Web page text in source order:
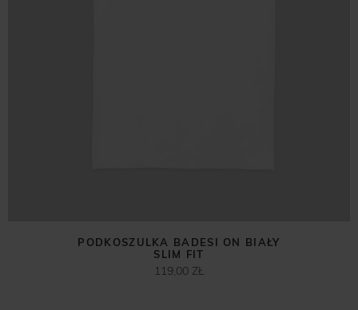
PODKOSZULKA BADESI ON BIAŁY
SLIM FIT
119,00 ZŁ